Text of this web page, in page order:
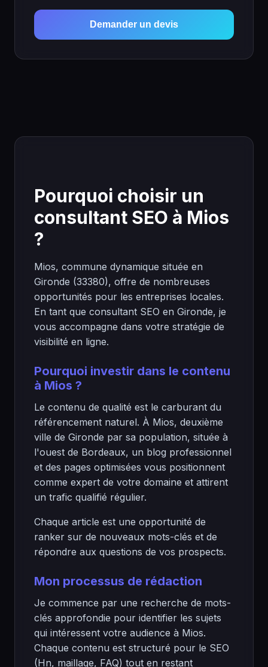
Demander un devis
Pourquoi choisir un
consultant SEO à Mios
?
Mios, commune dynamique située en
Gironde (33380), offre de nombreuses
opportunités pour les entreprises locales.
En tant que consultant SEO en Gironde, je
vous accompagne dans votre stratégie de
visibilité en ligne.
Pourquoi investir dans le contenu
à Mios ?
Le contenu de qualité est le carburant du
référencement naturel. À Mios, deuxième
ville de Gironde par sa population, située à
l'ouest de Bordeaux, un blog professionnel
et des pages optimisées vous positionnent
comme expert de votre domaine et attirent
un trafic qualifié régulier.
Chaque article est une opportunité de
ranker sur de nouveaux mots-clés et de
répondre aux questions de vos prospects.
Mon processus de rédaction
Je commence par une recherche de mots-
clés approfondie pour identifier les sujets
qui intéressent votre audience à Mios.
Chaque contenu est structuré pour le SEO
(Hn, maillage, FAQ) tout en restant